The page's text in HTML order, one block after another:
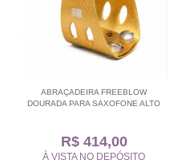
ABRAÇADEIRA FREEBLOW
DOURADA PARA SAXOFONE ALTO
R$ 414,00
À VISTA NO DEPÓSITO